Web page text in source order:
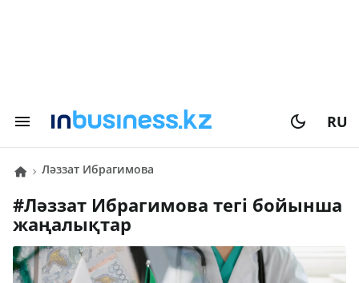
RU
Ләззат Ибрагимова
# Ләззат Ибрагимова тегі бойынша
жаңалықтар